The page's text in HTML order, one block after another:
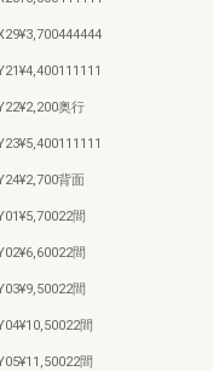
奥行
背面
間
間
間
間
間